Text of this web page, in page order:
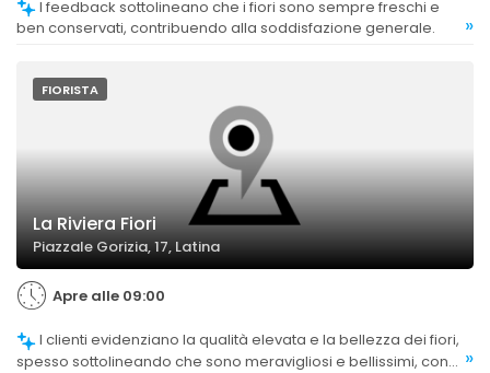
ben conservati, contribuendo alla soddisfazione generale.
»
FIORISTA
La Riviera Fiori
Piazzale Gorizia, 17, Latina
Apre alle 09:00
spesso sottolineando che sono meravigliosi e bellissimi, con
»